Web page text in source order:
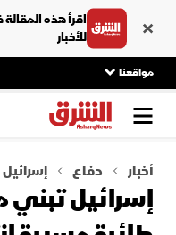
اقرأ هذه
للأخبار
مواقعنا
أخبار دفاع إسرائيل